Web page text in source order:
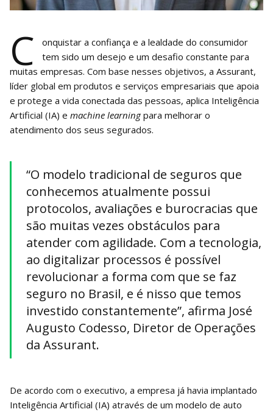
C
onquistar a confiança e a lealdade do consumidor
tem sido um desejo e um desafio constante para
muitas empresas. Com base nesses objetivos, a Assurant,
líder global em produtos e serviços empresariais que apoia
e protege a vida conectada das pessoas, aplica Inteligência
Artificial (IA) e machine learningpara melhorar o
atendimento dos seus segurados.
“O modelo tradicional de seguros que
conhecemos atualmente possui
protocolos, avaliações e burocracias que
são muitas vezes obstáculos para
atender com agilidade. Com a tecnologia,
ao digitalizar processos é possível
revolucionar a forma com que se faz
seguro no Brasil, e é nisso que temos
investido constantemente”, afirma José
Augusto Codesso, Diretor de Operações
da Assurant.
De acordo com o executivo, a empresa já havia implantado
Inteligência Artificial (IA) através de um modelo de auto